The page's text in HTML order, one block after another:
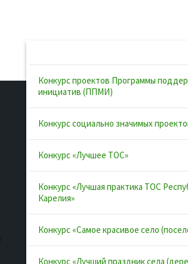
Полезные ссылки
Карелия
Комфортная городская
Территориальное
Конкурс проектов Программы
инициатив (ППМИ)
Конкурс социально значимых
Конкурс «Лучшее ТОС»
Конкурс «Лучшая практика ТОС
Карелия»
Конкурс «Самое красивое село
Конкурс «Лучший праздник села